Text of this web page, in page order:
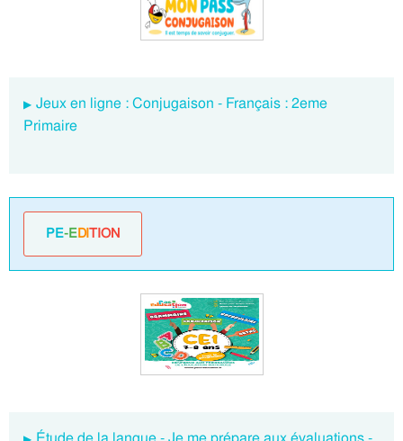
Jeux en ligne : Conjugaison - Français : 2eme
Primaire
PE-EDITION